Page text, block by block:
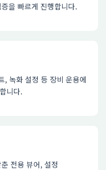
을 빠르게 진행합니다.
, 녹화 설정 등 장비 운용에
니다.
전용 뷰어, 설정